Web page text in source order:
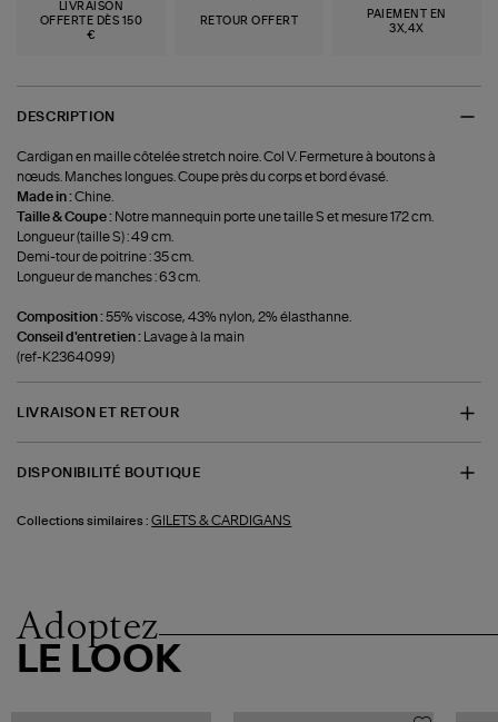
LIVRAISON
OFFERTE DÈS 150
€
RETOUR OFFERT
PAIEMENT EN
3X,4X
DESCRIPTION
Cardigan en maille côtelée stretch noire. Col V. Fermeture à boutons à
nœuds. Manches longues. Coupe près du corps et bord évasé.
Made in :Chine.
Taille & Coupe : Notre mannequin porte une taille S et mesure 172 cm.
Longueur (taille S) : 49 cm.
Demi-tour de poitrine : 35 cm.
Longueur de manches : 63 cm.
Composition :55% viscose, 43% nylon, 2% élasthanne.
Conseil d'entretien : Lavage à la main
(ref-K2364099)
LIVRAISON ET RETOUR
DISPONIBILITÉ BOUTIQUE
Collections similaires : GILETS & CARDIGANS
Adoptez
LE LOOK